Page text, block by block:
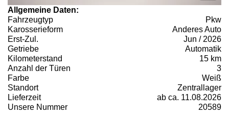
Allgemeine Daten:
Fahrzeugtyp
Pkw
Karosserieform
Anderes Auto
Erst-Zul.
Jun / 2026
Getriebe
Automatik
Kilometerstand
15 km
Anzahl der Türen
3
Farbe
Weiß
Standort
Zentrallager
Lieferzeit
ab ca. 11.08.2026
Unsere Nummer
20589